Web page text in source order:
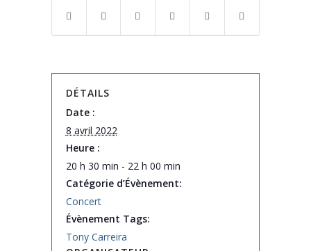
DÉTAILS
Date :
8 avril 2022
Heure :
20 h 30 min - 22 h 00 min
Catégorie d’Évènement:
Concert
Évènement Tags:
Tony Carreira